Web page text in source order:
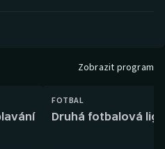
Zobrazit program
FOTBAL
Druhá fotbalová